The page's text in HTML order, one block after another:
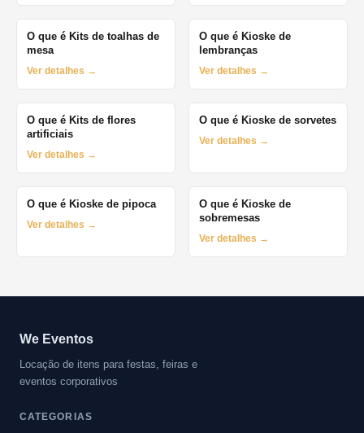
O que é Kits de toalhas de
mesa
Ver detalhes →
O que é Kioske de
lembranças
Ver detalhes →
O que é Kits de flores
artificiais
Ver detalhes →
O que é Kioske de sorvetes
Ver detalhes →
O que é Kioske de pipoca
Ver detalhes →
O que é Kioske de
sobremesas
Ver detalhes →
We Eventos
Locação de itens para festas, feiras e
eventos corporativos
CATEGORIAS